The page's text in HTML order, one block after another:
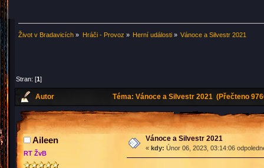
Život v Bradavicích » Hráči - Provoz » Herní události» Vánoce a Silvestr 2021
Stran: [1]
Autor Téma: Vánoce a Silvestr 2021 (Přečteno
Aileen
RT ŽvB
Vánoce a Silvestr 2021
« kdy: Únor 06, 2023, 03:14:06